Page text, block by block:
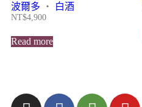
波爾多 ・ 白酒
NT$4,900
Read more